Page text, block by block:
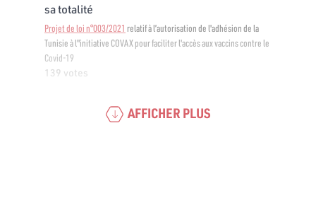
sa totalité
Projet de loi n°003/2021 relatif à l’autorisation de l'adhésion de la
Tunisie à l"initiative COVAX pour faciliter l'accès aux vaccins contre le
Covid-19
139 votes
AFFICHER PLUS